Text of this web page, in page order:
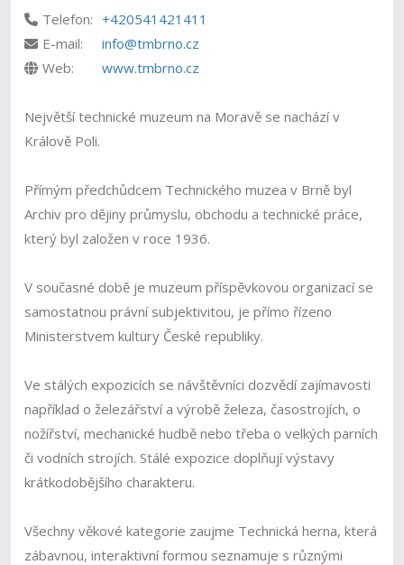
Telefon: +420541421411
E-mail:
info@tmbrno.cz
Web:
www.tmbrno.cz
Největší technické muzeum na Moravě se nachází v
Králově Poli.
Přímým předchůdcem Technického muzea v Brně byl
Archiv pro dějiny průmyslu, obchodu a technické práce,
který byl založen v roce 1936.
V současné době je muzeum příspěvkovou organizací se
samostatnou právní subjektivitou, je přímo řízeno
Ministerstvem kultury České republiky.
Ve stálých expozicích se návštěvníci dozvědí zajímavosti
například o železářství a výrobě železa, časostrojích, o
nožířství, mechanické hudbě nebo třeba o velkých parních
či vodních strojích. Stálé expozice doplňují výstavy
krátkodobějšího charakteru.
Všechny věkové kategorie zaujme Technická herna, která
zábavnou, interaktivní formou seznamuje s různými